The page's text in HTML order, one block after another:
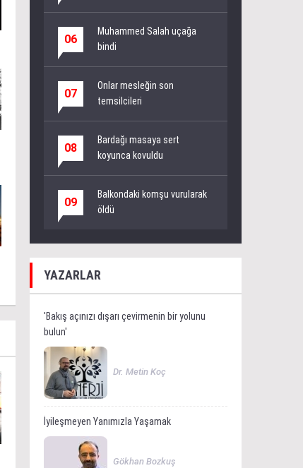
06
Muhammed Salah uçağa
bindi
07
Onlar mesleğin son
temsilcileri
08
Bardağı masaya sert
koyunca kovuldu
09
Balkondaki komşu vurularak
öldü
YAZARLAR
'Bakış açınızı dışarı çevirmenin bir yolunu
bulun'
Dr. Metin Koç
İyileşmeyen Yanımızla Yaşamak
Gökhan Bozkuş